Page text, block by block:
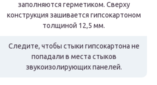
заполняются герметиком. Сверху
конструкция зашивается гипсокартоном
толщиной 12,5 мм.
Следите, чтобы стыки гипсокартона не
попадали в места стыков
звукоизолирующих панелей.